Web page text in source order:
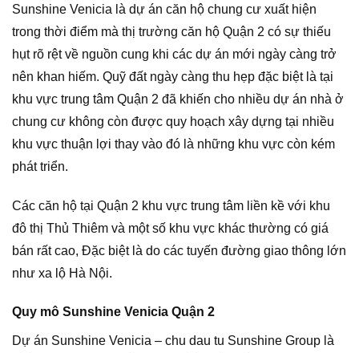
Sunshine Venicia là dự án căn hộ chung cư xuất hiện
trong thời điểm mà thị trường căn hộ Quận 2 có sự thiếu
hụt rõ rệt về nguồn cung khi các dự án mới ngày càng trở
nên khan hiếm. Quỹ đất ngày càng thu hẹp đặc biệt là tại
khu vực trung tâm Quận 2 đã khiến cho nhiều dự án nhà ở
chung cư không còn được quy hoạch xây dựng tại nhiều
khu vực thuận lợi thay vào đó là những khu vực còn kém
phát triển.
Các căn hộ tại Quận 2 khu vực trung tâm liền kề với khu
đô thị Thủ Thiêm và một số khu vực khác thường có giá
bán rất cao, Đặc biệt là do các tuyến đường giao thông lớn
như xa lộ Hà Nội.
Quy mô Sunshine Venicia Quận 2
Dự án Sunshine Venicia – chu dau tu Sunshine Group là